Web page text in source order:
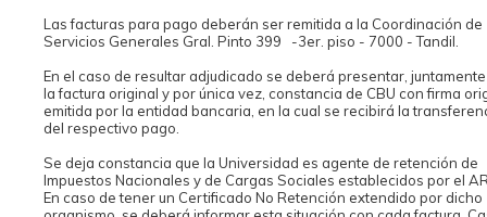
Las facturas para pago deberán ser remitida a la Coordinación de
Servicios Generales Gral. Pinto 399 -3er. piso - 7000 - Tandil.
En el caso de resultar adjudicado se deberá presentar,
la factura original y por única vez, constancia de CBU con firma
emitida por la entidad bancaria, en la cual se recibirá la
del respectivo pago.
Se deja constancia que la Universidad es agente de retención de
Impuestos Nacionales y de Cargas Sociales establecidos por el
En caso de tener un Certificado No Retención extendido por dicho